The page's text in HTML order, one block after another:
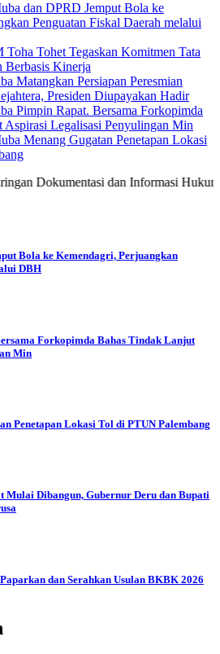
dan DPRD Jemput Bola ke
Penguatan Fiskal Daerah melalui
Tohet Tegaskan Komitmen Tata
Berbasis Kinerja
Matangkan Persiapan Peresmian
Presiden Diupayakan Hadir
Pimpin Rapat. Bersama Forkopimda
Aspirasi Legalisasi Penyulingan Min
Menang Gugatan Penetapan Lokasi
dan Informasi Hukum
Bola ke Kemendagri, Perjuangkan
DBH
Forkopimda Bahas Tindak Lanjut
Min
Penetapan Lokasi Tol di PTUN Palembang
Mulai Dibangun, Gubernur Deru dan Bupati
dan Serahkan Usulan BKBK 2026